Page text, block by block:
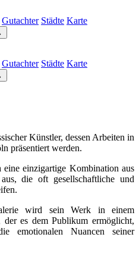
Gutachter Städte Karte
Gutachter Städte Karte
Künstler, dessen Arbeiten in
präsentiert werden.
einzigartige Kombination aus
die oft gesellschaftliche und
wird sein Werk in einem
der es dem Publikum ermöglicht,
emotionalen Nuancen seiner